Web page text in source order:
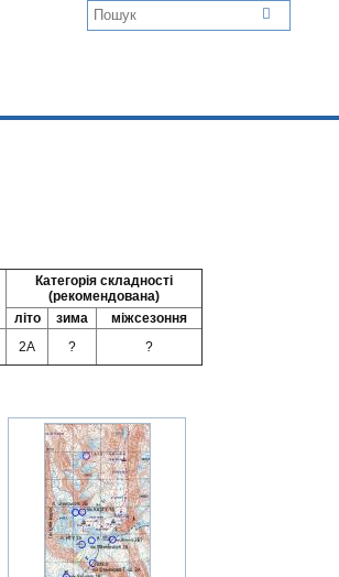
Категорія складності
(рекомендована)
літо
зима
міжсезоння
2A ? ?